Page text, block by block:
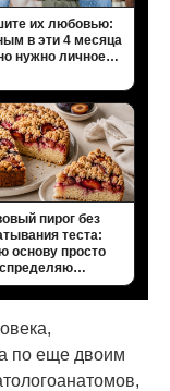
их любовью:
в эти 4 месяца
нужно личное…
пирог без
теста:
основу просто
по еще двоим